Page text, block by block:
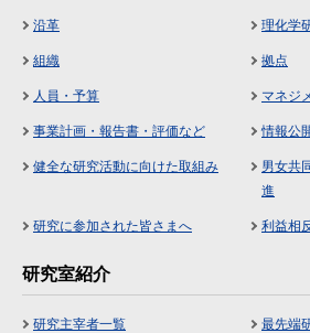
沿革 理化学
組織 拠点
人員・予算 マネジ
事業計画・報告書・評価など 情報公
健全な研究活動に向けた取組み
男女共
進
研究に参加された皆さまへ 利益相
研究室紹介
研究主宰者一覧
最先端